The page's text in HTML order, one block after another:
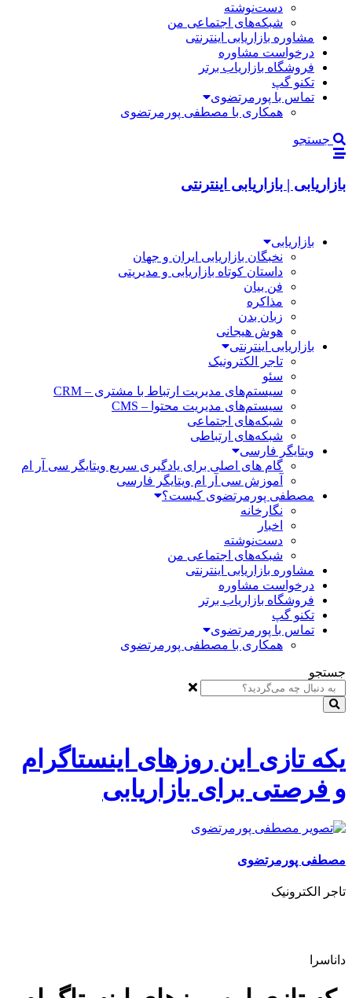
دست‌نوشته
شبکه‌های اجتماعی من
مشاوره بازاریابی اینترنتی
درخواست مشاوره
فروشگاه بازاریاب برتر
تکنو گپ
تماس با پورمرتضوی
همکاری با مصطفی پورمرتضوی
جستجو
بازاریابی | بازاریابی اینترنتی
بازاریابی
نخبگان بازاریابی ایران و جهان
داستان کوتاه بازاریابی و مدیریتی
فن بیان
مذاکره
زبان بدن
هوش هیجانی
بازاریابی اینترنتی
تاجر الکترونیک
سئو
سیستم‌های مدیریت ارتباط با مشتری – CRM
سیستم‌های مدیریت محتوا – CMS
شبکه‌های اجتماعی
شبکه‌های ارتباطی
ویتایگر فارسی
گام های اصلی برای یادگیری سریع ویتایگر سی آر ام
آموزش سی آر ام ویتایگر فارسی
مصطفی پورمرتضوی کیست؟
نگارخانه
اخبار
دست‌نوشته
شبکه‌های اجتماعی من
مشاوره بازاریابی اینترنتی
درخواست مشاوره
فروشگاه بازاریاب برتر
تکنو گپ
تماس با پورمرتضوی
همکاری با مصطفی پورمرتضوی
جستجو
یکه تازی این روزهای اینستاگرام
و فرصتی برای بازاریابی
مصطفی پورمرتضوی
تاجر الکترونیک
داناسرا